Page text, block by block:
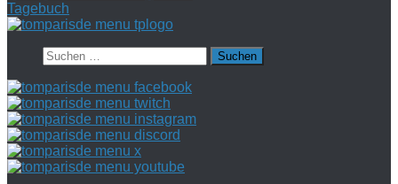
Tagebuch
Suchen
nach: